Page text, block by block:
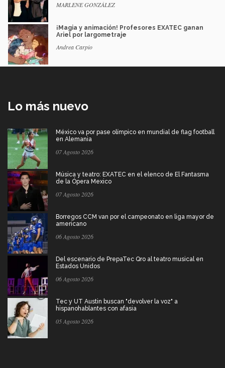
MARLENE GONZÁLEZ
¡Magia y animación! Profesores EXATEC ganan
Ariel por largometraje
Andrea Carpio
Lo más nuevo
México va por pase olímpico en mundial de flag football
en Alemania
07 Agosto 2026
Música y teatro: EXATEC en el elenco de El Fantasma
de la Ópera Mexico
07 Agosto 2026
Borregos CCM van por el campeonato en liga mayor de
americano
06 Agosto 2026
Del escenario de PrepaTec Qro al teatro musical en
Estados Unidos
06 Agosto 2026
Tec y UT Austin buscan "devolver la voz" a
hispanohablantes con afasia
05 Agosto 2026